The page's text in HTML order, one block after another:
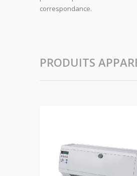
correspondance.
PRODUITS